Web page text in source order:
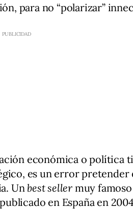
para no “polarizar”
económica o política
es un error pretender
Unbest seller muy
en España en